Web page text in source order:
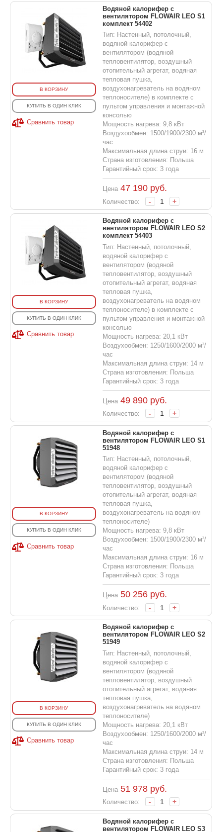
В КОРЗИНУ
КУПИТЬ В ОДИН КЛИК
Сравнить товар
Водяной калорифер с
вентилятором FLOWAIR LEO S1
комплект 54402
Тип: Настенный, потолочный,
водяной калорифер с
вентилятором (водяной
тепловентилятор, воздушный
отопительный агрегат, водяная
тепловая пушка,
воздухонагреватель на водяном
теплоносителе) в комплекте с
пультом управления и монтажной
консолью
Мощность нагрева: 9,8 кВт
Воздухообмен: 1500/1900/2300 м³/
час
Максимальная длина струи: 16 м
Страна изготовления: Польша
Гарантийный срок: 3 года
Цена 47 190руб.
Количество: - +
В КОРЗИНУ
КУПИТЬ В ОДИН КЛИК
Сравнить товар
Водяной калорифер с
вентилятором FLOWAIR LEO S2
комплект 54403
Тип: Настенный, потолочный,
водяной калорифер с
вентилятором (водяной
тепловентилятор, воздушный
отопительный агрегат, водяная
тепловая пушка,
воздухонагреватель на водяном
теплоносителе) в комплекте с
пультом управления и монтажной
консолью
Мощность нагрева: 20,1 кВт
Воздухообмен: 1250/1600/2000 м³/
час
Максимальная длина струи: 14 м
Страна изготовления: Польша
Гарантийный срок: 3 года
Цена 49 890руб.
Количество: - +
В КОРЗИНУ
КУПИТЬ В ОДИН КЛИК
Сравнить товар
Водяной калорифер с
вентилятором FLOWAIR LEO S1
51948
Тип: Настенный, потолочный,
водяной калорифер с
вентилятором (водяной
тепловентилятор, воздушный
отопительный агрегат, водяная
тепловая пушка,
воздухонагреватель на водяном
теплоносителе)
Мощность нагрева: 9,8 кВт
Воздухообмен: 1500/1900/2300 м³/
час
Максимальная длина струи: 16 м
Страна изготовления: Польша
Гарантийный срок: 3 года
Цена 50 256руб.
Количество: - +
В КОРЗИНУ
КУПИТЬ В ОДИН КЛИК
Сравнить товар
Водяной калорифер с
вентилятором FLOWAIR LEO S2
51949
Тип: Настенный, потолочный,
водяной калорифер с
вентилятором (водяной
тепловентилятор, воздушный
отопительный агрегат, водяная
тепловая пушка,
воздухонагреватель на водяном
теплоносителе)
Мощность нагрева: 20,1 кВт
Воздухообмен: 1250/1600/2000 м³/
час
Максимальная длина струи: 14 м
Страна изготовления: Польша
Гарантийный срок: 3 года
Цена 51 978руб.
Количество: - +
Водяной калорифер с
вентилятором FLOWAIR LEO S3